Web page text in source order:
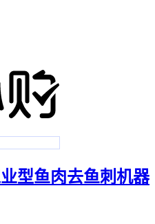
型鱼肉去鱼刺机器